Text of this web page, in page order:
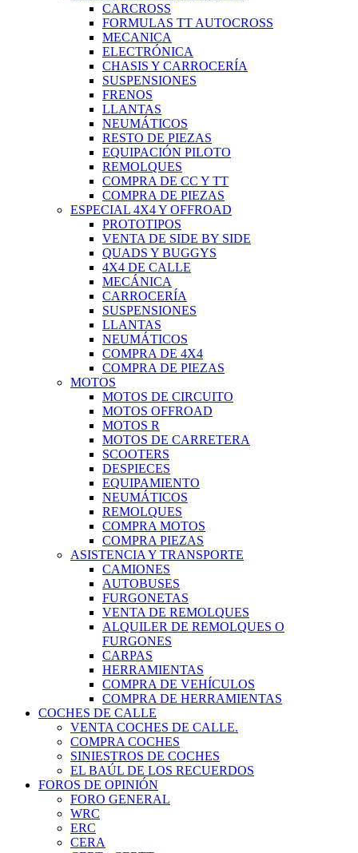
CARCROSS
FORMULAS TT AUTOCROSS
MECANICA
ELECTRÓNICA
CHASIS Y CARROCERÍA
SUSPENSIONES
FRENOS
LLANTAS
NEUMÁTICOS
RESTO DE PIEZAS
EQUIPACIÓN PILOTO
REMOLQUES
COMPRA DE CC Y TT
COMPRA DE PIEZAS
ESPECIAL 4X4 Y OFFROAD
PROTOTIPOS
VENTA DE SIDE BY SIDE
QUADS Y BUGGYS
4X4 DE CALLE
MECÁNICA
CARROCERÍA
SUSPENSIONES
LLANTAS
NEUMÁTICOS
COMPRA DE 4X4
COMPRA DE PIEZAS
MOTOS
MOTOS DE CIRCUITO
MOTOS OFFROAD
MOTOS R
MOTOS DE CARRETERA
SCOOTERS
DESPIECES
EQUIPAMIENTO
NEUMÁTICOS
REMOLQUES
COMPRA MOTOS
COMPRA PIEZAS
ASISTENCIA Y TRANSPORTE
CAMIONES
AUTOBUSES
FURGONETAS
VENTA DE REMOLQUES
ALQUILER DE REMOLQUES O
FURGONES
CARPAS
HERRAMIENTAS
COMPRA DE VEHÍCULOS
COMPRA DE HERRAMIENTAS
COCHES DE CALLE
VENTA COCHES DE CALLE.
COMPRA COCHES
SINIESTROS DE COCHES
EL BAÚL DE LOS RECUERDOS
FOROS DE OPINIÓN
FORO GENERAL
WRC
ERC
CERA